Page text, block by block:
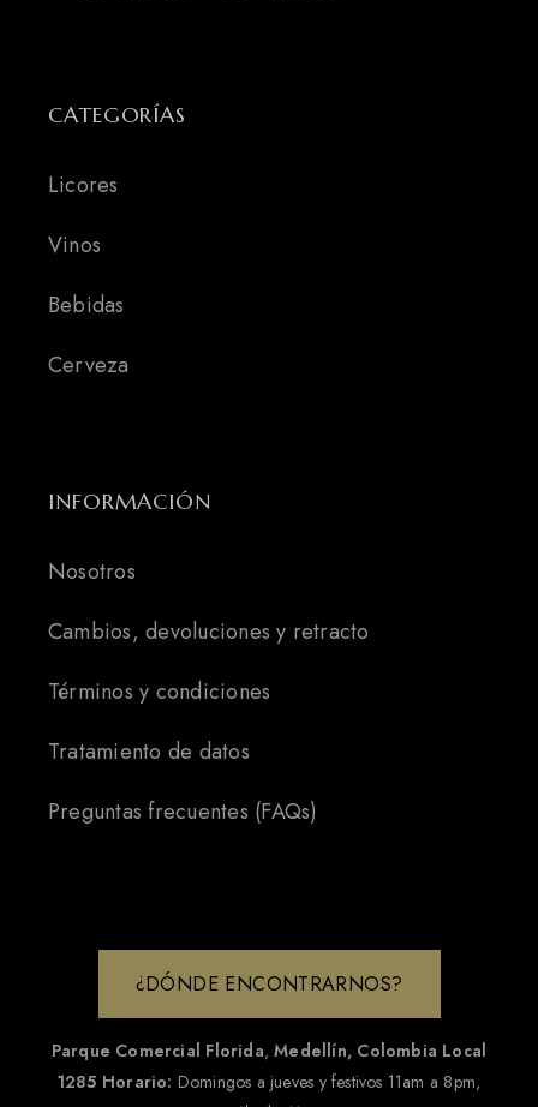
CATEGORÍAS
Licores
Vinos
Bebidas
Cerveza
INFORMACIÓN
Nosotros
Cambios, devoluciones y retracto
Términos y condiciones
Tratamiento de datos
Preguntas frecuentes (FAQs)
¿DÓNDE ENCONTRARNOS?
Parque Comercial Florida,Medellín, Colombia Local
1285 Horario: Domingos a jueves y festivos 11am a 8pm,